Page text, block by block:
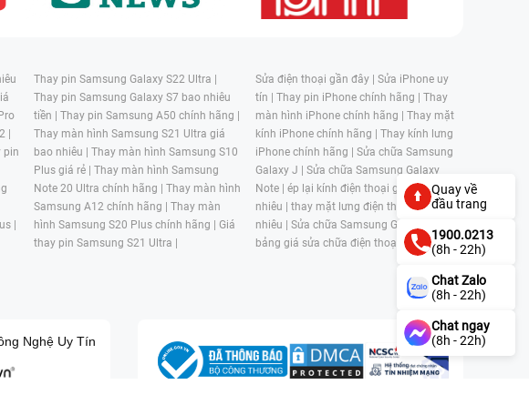
|
pin
|
Thay pin Samsung Galaxy S22 Ultra |
Thay pin Samsung Galaxy S7 bao nhiêu
tiền | Thay pin Samsung A50 chính hãng |
Thay màn hình Samsung S21 Ultra giá
bao nhiêu | Thay màn hình Samsung S10
Plus giá rẻ | Thay màn hình Samsung
Note 20 Ultra chính hãng | Thay màn hình
Samsung A12 chính hãng | Thay màn
hình Samsung S20 Plus chính hãng | Giá
thay pin Samsung S21 Ultra |
Sửa điện thoại gần đây | Sửa iPhone uy
tín | Thay pin iPhone chính hãng | Thay
màn hình iPhone chính hãng | Thay mặt
kính iPhone chính hãng | Thay kính lưng
iPhone chính hãng | Sửa chữa Samsung
Galaxy J | Sửa chữa Samsung Galaxy
Note | ép lại kính điện thoại giá bao
nhiêu | thay mặt lưng điện thoại giá bao
nhiêu | Sửa chữa Samsung Galaxy S |
bảng giá sửa chữa điện thoại samsung |
Nghệ Uy Tín
Quay về
đầu trang
1900.0213
(8h - 22h)
Chat Zalo
(8h - 22h)
Chat ngay
(8h - 22h)